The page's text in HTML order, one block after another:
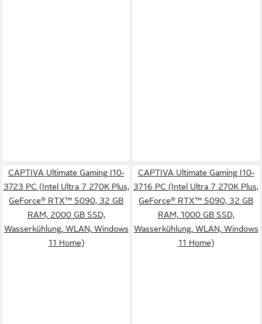
CAPTIVA Ultimate Gaming I10-
3723 PC (Intel Ultra 7 270K Plus,
GeForce® RTX™ 5090, 32 GB
RAM, 2000 GB SSD,
Wasserkühlung, WLAN, Windows
11 Home)
CAPTIVA Ultimate Gaming I10-
3716 PC (Intel Ultra 7 270K Plus,
GeForce® RTX™ 5090, 32 GB
RAM, 1000 GB SSD,
Wasserkühlung, WLAN, Windows
11 Home)